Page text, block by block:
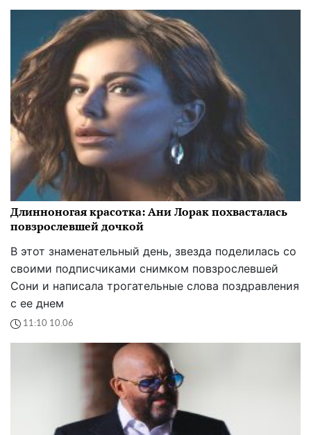
Длинноногая красотка: Ани Лорак похвасталась
повзрослевшей дочкой
В этот знаменательный день, звезда поделилась со
своими подписчиками снимком повзрослевшей
Сони и написала трогательные слова поздравления
с ее днем
11:10 10.06